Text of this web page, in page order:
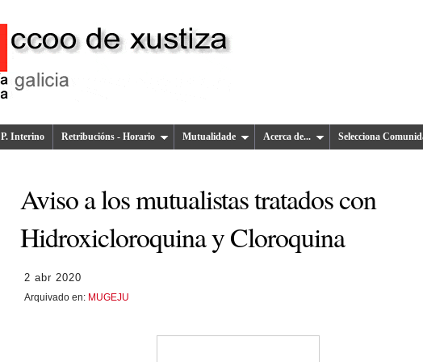
P. Interino Retribucións - Horario Mutualidade Acerca de... Selecciona
Aviso a los mutualistas tratados con
Hidroxicloroquina y Cloroquina
2 abr 2020
Arquivado en: MUGEJU